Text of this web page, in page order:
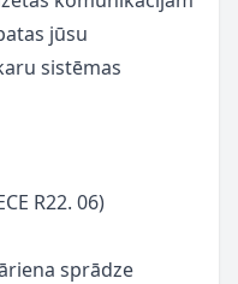
jūsu
sistēmas
R22. 06)
sprādze